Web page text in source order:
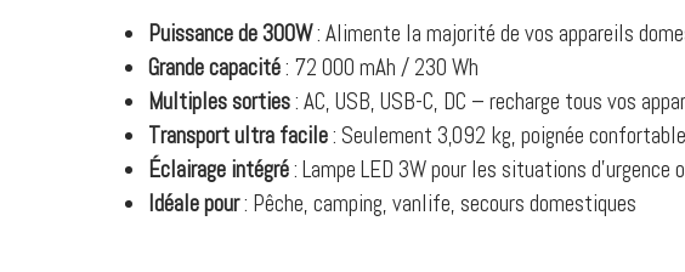
Puissance de 300W: Alimente la majorité de vos appareils
Grande capacité: 72 000 mAh / 230 Wh
Multiples sorties: AC, USB, USB-C, DC – recharge tous vos
Transport ultra facile: Seulement 3,092 kg, poignée confortable
Éclairage intégré: Lampe LED 3W pour les situations
Idéale pour: Pêche, camping, vanlife, secours domestiques